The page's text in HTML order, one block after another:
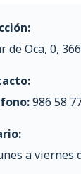
de Oca, 0,
986 58
a viernes